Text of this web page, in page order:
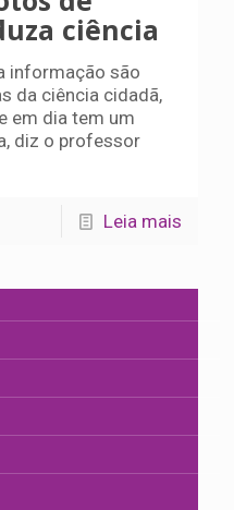
ciência
informação são
da ciência cidadã,
em dia tem um
diz o professor
Leia mais